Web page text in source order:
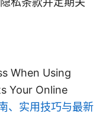
When Using
Your Online
、实用技巧与最新